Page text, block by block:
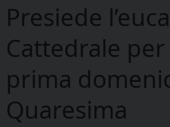
Presiede
Cattedrale per
prima
Quaresima